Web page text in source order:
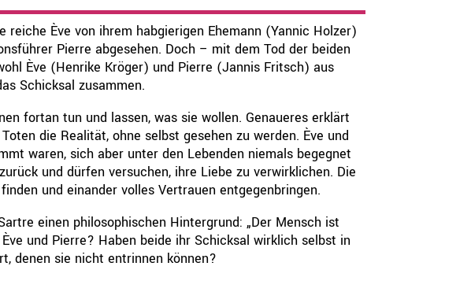
Ève von ihrem habgierigen Ehemann (Yannic Holzer)
Pierre abgesehen. Doch – mit dem Tod der beiden
Ève (Henrike Kröger) und Pierre (Jannis Fritsch) aus
Schicksal zusammen.
fortan tun und lassen, was sie wollen. Genaueres erklärt
die Realität, ohne selbst gesehen zu werden. Ève und
waren, sich aber unter den Lebenden niemals begegnet
und dürfen versuchen, ihre Liebe zu verwirklichen. Die
und einander volles Vertrauen entgegenbringen.
einen philosophischen Hintergrund: „Der Mensch ist
und Pierre? Haben beide ihr Schicksal wirklich selbst in
denen sie nicht entrinnen können?